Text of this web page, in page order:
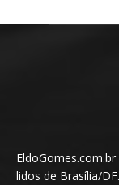
lidos de Brasília/